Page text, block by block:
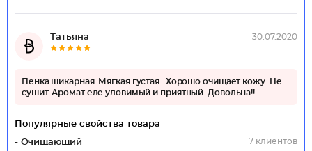
Татьяна 30.07.2020
Пенка шикарная. Мягкая густая . Хорошо очищает кожу. Не
сушит. Аромат еле уловимый и приятный. Довольна!!
Популярные свойства товара
- Очищающий
7 клиентов